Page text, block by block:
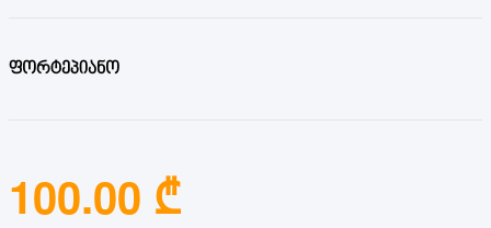
ფორტეპიანო
100.00 ₾